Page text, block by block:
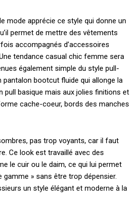
mode apprécie ce style qui donne un
permet de mettre des vêtements
accompagnés d’accessoires
tendance casual chic femme sera
également simple du style pull-
pantalon bootcut fluide qui allonge la
pull basique mais aux jolies finitions et
cache-coeur, bords des manches
pas trop voyants, car il faut
Ce look est travaillé avec des
le cuir ou le daim, ce qui lui permet
gamme » sans être trop dépensier.
un style élégant et moderne à la